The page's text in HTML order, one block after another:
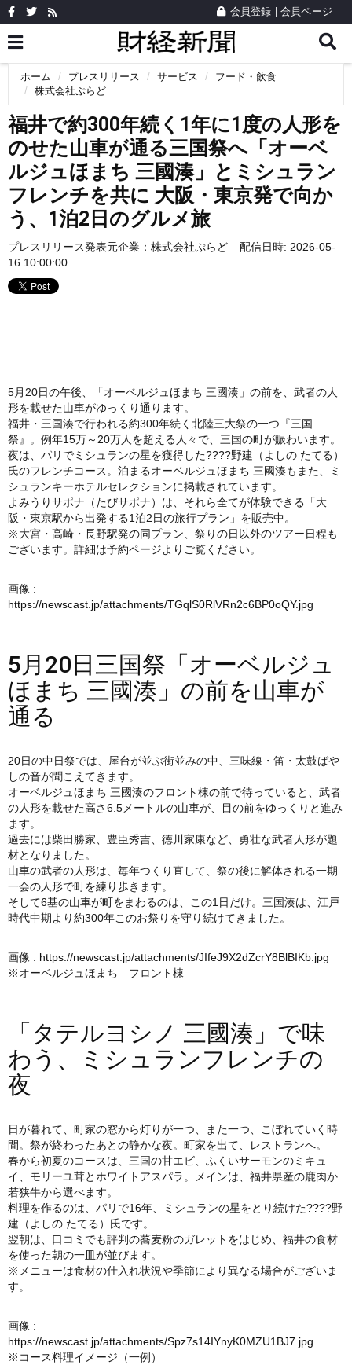
会員登録 会員ページ
ホーム プレスリリース サービス
フード・飲食
株式会社ぷらど
福井で約300年続く1年に1度の人形を
のせた山車が通る三国祭へ「オーベ
ルジュほまち 三國湊」とミシュラン
フレンチを共に 大阪・東京発で向か
う、1泊2日のグルメ旅
プレスリリース発表元企業： 株式会社ぷらど
配信日時: 2026-05-
16 10:00:00
5月20日の午後、「オーベルジュほまち 三國湊」の前を、武者の人
形を載せた山車がゆっくり通ります。
福井・三国湊で行われる約300年続く北陸三大祭の一つ『三国
祭』。例年15万～20万人を超える人々で、三国の町が賑わいます。
夜は、パリでミシュランの星を獲得した????野建（よしの たてる）
氏のフレンチコース。泊まるオーベルジュほまち 三國湊もまた、ミ
シュランキーホテルセレクションに掲載されています。
よみうりサポナ（たびサポナ）は、それら全てが体験できる「大
阪・東京駅から出発する1泊2日の旅行プラン」を販売中。
※大宮・高崎・長野駅発の同プラン、祭りの日以外のツアー日程も
ございます。詳細は予約ページよりご覧ください。
画像 :
https://newscast.jp/attachments/TGqlS0RlVRn2c6BP0oQY.jpg
5月20日三国祭「オーベルジュ
ほまち 三國湊」の前を山車が
通る
20日の中日祭では、屋台が並ぶ街並みの中、三味線・笛・太鼓ばや
しの音が聞こえてきます。
オーベルジュほまち 三國湊のフロント棟の前で待っていると、武者
の人形を載せた高さ6.5メートルの山車が、目の前をゆっくりと進み
ます。
過去には柴田勝家、豊臣秀吉、徳川家康など、勇壮な武者人形が題
材となりました。
山車の武者の人形は、毎年つくり直して、祭の後に解体される一期
一会の人形で町を練り歩きます。
そして6基の山車が町をまわるのは、この1日だけ。三国湊は、江戸
時代中期より約300年このお祭りを守り続けてきました。
画像 : https://newscast.jp/attachments/JIfeJ9X2dZcrY8BlBIKb.jpg
※オーベルジュほまち フロント棟
「タテルヨシノ 三國湊」で味
わう、ミシュランフレンチの
夜
日が暮れて、町家の窓から灯りが一つ、また一つ、こぼれていく時
間。祭が終わったあとの静かな夜。町家を出て、レストランへ。
春から初夏のコースは、三国の甘エビ、ふくいサーモンのミキュ
イ、モリーユ茸とホワイトアスパラ。メインは、福井県産の鹿肉か
若狭牛から選べます。
料理を作るのは、パリで16年、ミシュランの星をとり続けた????野
建（よしの たてる）氏です。
翌朝は、口コミでも評判の蕎麦粉のガレットをはじめ、福井の食材
を使った朝の一皿が並びます。
※メニューは食材の仕入れ状況や季節により異なる場合がございま
す。
画像 :
https://newscast.jp/attachments/Spz7s14IYnyK0MZU1BJ7.jpg
※コース料理イメージ（一例）